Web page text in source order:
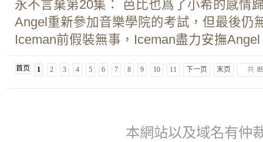
永不言棄第20集： 芭比也爲了小希的感情
Angel重新參加音樂學院的考試，但最後仍
Iceman前假裝無事，Iceman盡力安撫
首页 1 2 3 4 5 6 7 8 9 10 11 下一页 末页 共
本網站以及域名有仲